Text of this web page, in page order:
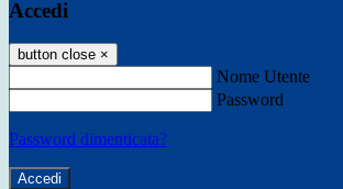
Accedi
button close ×
Nome Utente
Password
Password dimenticata?